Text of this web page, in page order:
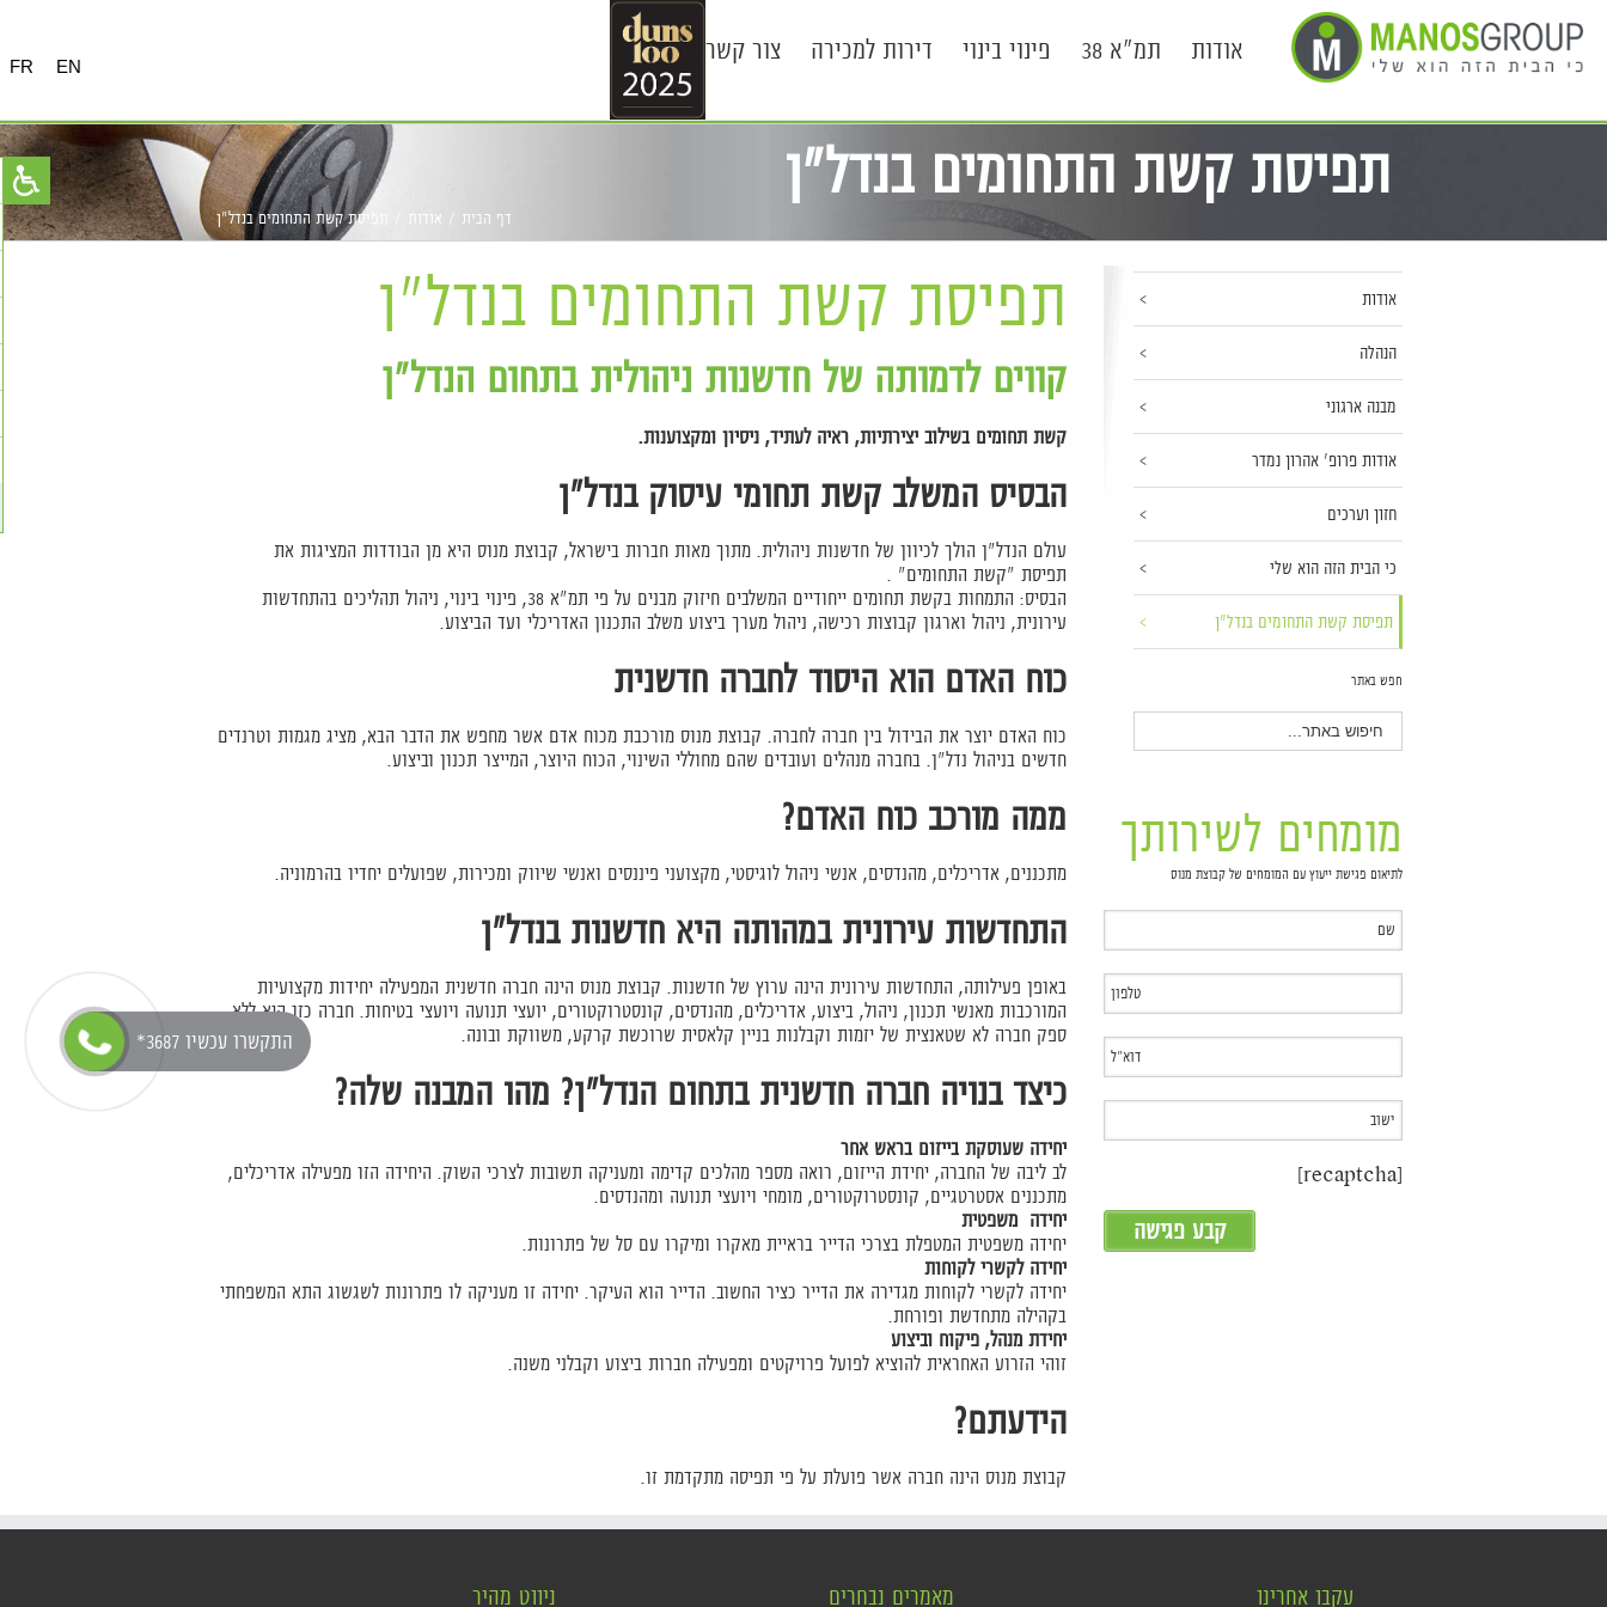
EN
FR
אודות תמ"א 38 פינוי בינוי דירות למכירה צור קשר
תפיסת קשת התחומים בנדל"ן
דף הבית / אודות תפיסת קשת התחומים בנדל"ן
תפיסת קשת התחומים בנדל"ן
קווים לדמותה של חדשנות ניהולית בתחום הנדל"ן
קשת תחומים בשילוב יצירתיות, ראיה לעתיד, ניסיון ומקצוענות.
הבסיס המשלב קשת תחומי עיסוק בנדל"ן
עולם הנדל"ן הולך לכיוון של חדשנות ניהולית. מתוך מאות חברות בישראל, קבוצת מנוס היא מן הבודדות המציגות את
תפיסת "קשת התחומים" .
הבסיס: התמחות בקשת תחומים ייחודיים המשלבים חיזוק מבנים על פי תמ"א 38, פינוי בינוי, ניהול תהליכים בהתחדשות
עירונית, ניהול וארגון קבוצות רכישה, ניהול מערך ביצוע משלב התכנון האדריכלי ועד הביצוע.
כוח האדם הוא היסוד לחברה חדשנית
כוח האדם יוצר את הבידול בין חברה לחברה. קבוצת מנוס מורכבת מכוח אדם אשר מחפש את הדבר הבא, מציג מגמות וטרנדים
חדשים בניהול נדל"ן. בחברה מנהלים ועובדים שהם מחוללי השינוי, הכוח היוצר, המייצר תכנון וביצוע.
ממה מורכב כוח האדם?
מתכננים, אדריכלים, מהנדסים, אנשי ניהול לוגיסטי, מקצועני פיננסים ואנשי שיווק ומכירות, שפועלים יחדיו בהרמוניה.
התחדשות עירונית במהותה היא חדשנות בנדל"ן
באופן פעילותה, התחדשות עירונית הינה ערוץ של חדשנות. קבוצת מנוס הינה חברה חדשנית המפעילה יחידות מקצועיות
המורכבות מאנשי תכנון, ניהול, ביצוע, אדריכלים, מהנדסים, קונסטרוקטורים, יועצי תנועה ויועצי בטיחות. חברה כזו היא ללא
ספק חברה לא שטאנצית של יזמות וקבלנות בניין קלאסית שרוכשת קרקע, משווקת ובונה.
כיצד בנויה חברה חדשנית בתחום הנדל"ן? מהו המבנה שלה?
יחידה שעוסקת בייזום בראש אחר
לב ליבה של החברה, יחידת הייזום, רואה מספר מהלכים קדימה ומעניקה תשובות לצרכי השוק. היחידה הזו מפעילה אדריכלים,
מתכננים אסטרטגיים, קונסטרוקטורים, מומחי ויועצי תנועה ומהנדסים.
יחידה משפטית
יחידה משפטית המטפלת בצרכי הדייר בראיית מאקרו ומיקרו עם סל של פתרונות.
יחידה לקשרי לקוחות
יחידה לקשרי לקוחות מגדירה את הדייר כציר החשוב. הדייר הוא העיקר. יחידה זו מעניקה לו פתרונות לשגשוג התא המשפחתי
בקהילה מתחדשת ופורחת.
יחידת מנהל, פיקוח וביצוע
זוהי הזרוע האחראית להוציא לפועל פרויקטים ומפעילה חברות ביצוע וקבלני משנה.
הידעתם?
קבוצת מנוס הינה חברה אשר פועלת על פי תפיסה מתקדמת זו.
אודות
הנהלה
מבנה ארגוני
אודות פרופ' אהרון נמדר
חזון וערכים
כי הבית הזה הוא שלי
תפיסת קשת התחומים בנדל"ן
חפש באתר
מומחים לשירותך
לתיאום פגישת ייעוץ עם המומחים של קבוצת מנוס
[recaptcha]
ניווט מהיר מאמרים נבחרים עקבו אחרינו
*התקשרו עכשיו 3687